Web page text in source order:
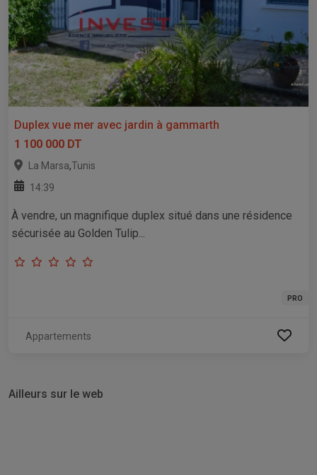
Duplex vue mer avec jardin à gammarth
1 100 000 DT
La Marsa,Tunis
14:39
À vendre, un magnifique duplex situé dans une résidence
sécurisée au Golden Tulip...
PRO
Appartements
Ailleurs sur le web